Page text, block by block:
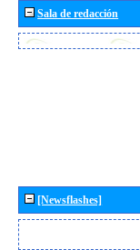
Sala de redacción
[Newsflashes]